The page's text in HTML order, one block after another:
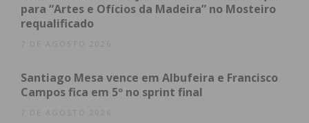
instalações, sitas nas Oficinas Municipais, tendo até
ao momento vacinado e colocado microchips, e de
forma totalmente gratuita, em mais de 500 animais
“No entanto, por forma a permitir que todos os
cidadãos possam beneficiar desta medida, os
para “Artes e Ofícios da Madeira” no Mosteiro
requalificado
7 DE AGOSTO 2026
Santiago Mesa vence em Albufeira e Francisco
Campos fica em 5º no sprint final
7 DE AGOSTO 2026